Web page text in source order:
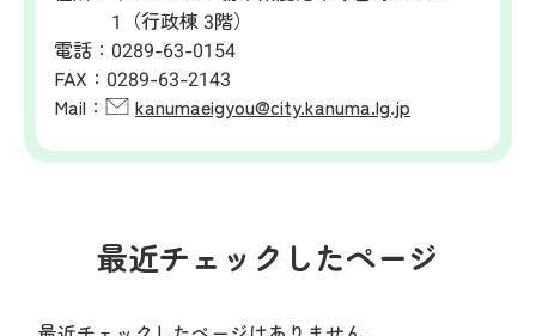
1（行政棟 3階）
電話： 0289-63-0154
FAX： 0289-63-2143
Mail：
kanumaeigyou@city.kanuma.lg.jp
最近チェックしたページ